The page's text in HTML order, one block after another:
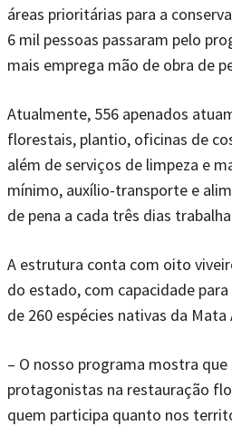
áreas prioritárias para a
6 mil pessoas passaram pelo
mais emprega mão de obra de
Atualmente, 556 apenados
florestais, plantio, oficinas de
além de serviços de limpeza e
mínimo, auxílio-transporte e
de pena a cada três dias
A estrutura conta com oito
do estado, com capacidade
de 260 espécies nativas da
– O nosso programa mostra
protagonistas na restauração
quem participa quanto nos